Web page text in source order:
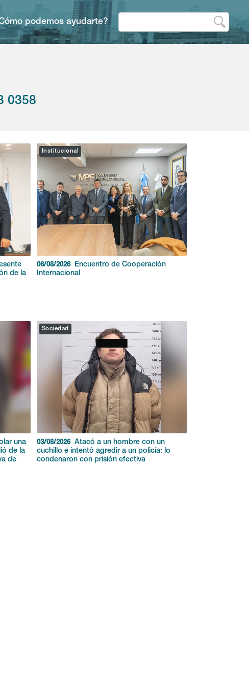
podemos ayudarte?
0358
de la
Institucional
06/08/2026
Encuentro de Cooperación
Internacional
una
de la
de
Sociedad
03/08/2026
Atacó a un hombre con un
cuchillo e intentó agredir a un policía: lo
condenaron con prisión efectiva